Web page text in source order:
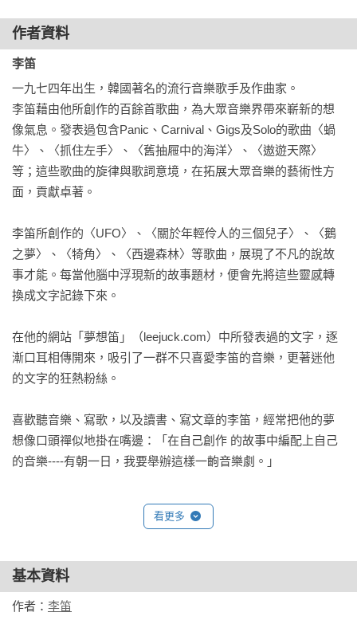
號； 琴鍵會隨意變動的鋼琴，剛好成為作曲的好伙伴。
而最精彩的「我的錯」的故事，則可說是卡夫卡的《變形記》
的現代版；城市人的荒謬與無助的處境，在魔幻的氣味底下，
讀來讓人心有戚戚。
作者資料
李笛
一九七四年出生，韓國著名的流行音樂歌手及作曲家。
李笛藉由他所創作的百餘首歌曲，為大眾音樂界帶來嶄新的想
像氣息。發表過包含Panic、Carnival、Gigs及Solo的歌曲〈蝸
牛〉、〈抓住左手〉、〈舊抽屜中的海洋〉、〈遨遊天際〉
等；這些歌曲的旋律與歌詞意境，在拓展大眾音樂的藝術性方
面，貢獻卓著。
李笛所創作的〈UFO〉、〈關於年輕伶人的三個兒子〉、〈鵝
之夢〉、〈犄角〉、〈西邊森林〉等歌曲，展現了不凡的說故
事才能。每當他腦中浮現新的故事題材，便會先將這些靈感轉
換成文字記錄下來。
在他的網站「夢想笛」（leejuck.com）中所發表過的文字，逐
漸口耳相傳開來，吸引了一群不只喜愛李笛的音樂，更著迷他
的文字的狂熱粉絲。
喜歡聽音樂、寫歌，以及讀書、寫文章的李笛，經常把他的夢
想像口頭禪似地掛在嘴邊：「在自己創作 的故事中編配上自己
的音樂----有朝一日，我要舉辦這樣一齣音樂劇。」
看更多
基本資料
作者： 李笛